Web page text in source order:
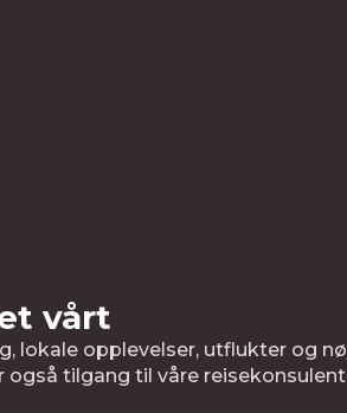
vårt
lokale opplevelser, utflukter og
tilgang til våre